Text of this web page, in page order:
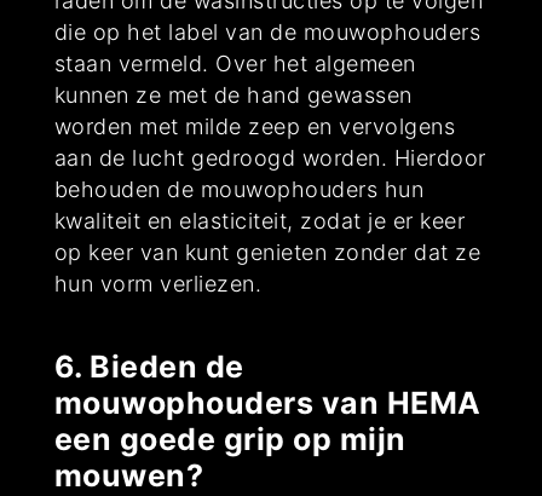
die op het label van de mouwophouders
staan vermeld. Over het algemeen
kunnen ze met de hand gewassen
worden met milde zeep en vervolgens
aan de lucht gedroogd worden. Hierdoor
behouden de mouwophouders hun
kwaliteit en elasticiteit, zodat je er keer
op keer van kunt genieten zonder dat ze
hun vorm verliezen.
6. Bieden de
mouwophouders van HEMA
een goede grip op mijn
mouwen?